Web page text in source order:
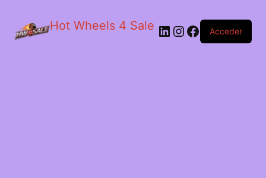
Hot Wheels 4 Sale LinkedIn
Instagram
Facebook
Acceder